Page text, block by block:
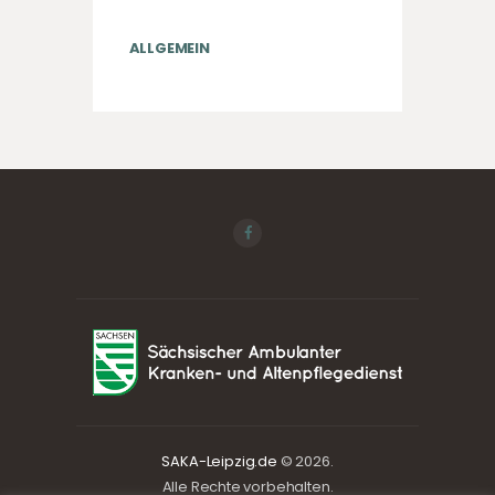
ALLGEMEIN
SAKA-Leipzig.de © 2026.
Alle Rechte vorbehalten.